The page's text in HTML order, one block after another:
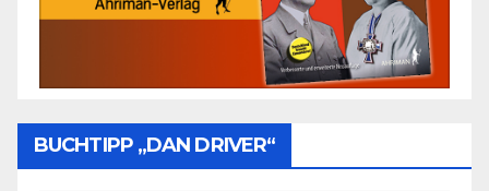
BUCHTIPP „DAN DRIVER“